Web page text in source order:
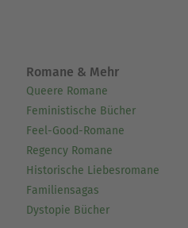
Sie die Website der
Romane & Mehr
Queere Romane
Feministische Bücher
Feel-Good-Romane
Regency Romane
Historische Liebesromane
Familiensagas
Dystopie Bücher